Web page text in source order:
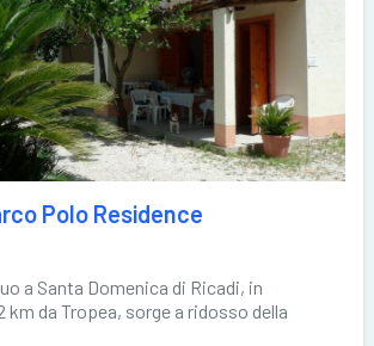
Polo Residence
a Santa Domenica di Ricadi, in
km da Tropea, sorge a ridosso della